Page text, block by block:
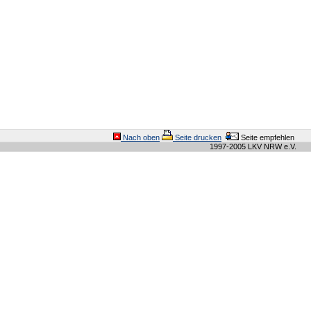
Nach oben Seite drucken
Seite empfehlen
1997-2005 LKV NRW e.V.